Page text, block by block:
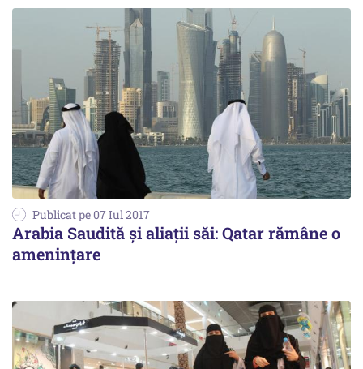
Publicat pe 07 Iul 2017
Arabia Saudită și aliații săi: Qatar rămâne o
amenințare